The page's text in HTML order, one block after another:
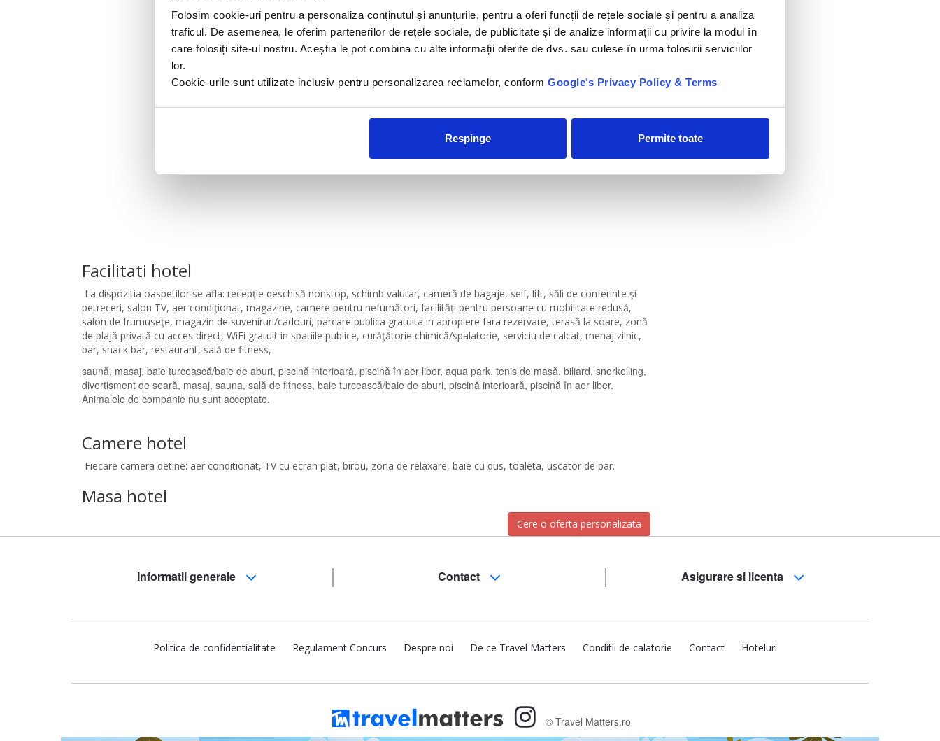
Folosim cookie-uri pentru a personaliza conținutul și anunțurile, pentru a oferi funcții de rețele sociale și pentru a analiza
traficul. De asemenea, le oferim partenerilor de rețele sociale, de publicitate și de analize informații cu privire la modul în
care folosiți site-ul nostru. Aceștia le pot combina cu alte informații oferite de dvs. sau culese în urma folosirii serviciilor
lor.
Cookie-urile sunt utilizate inclusiv pentru personalizarea reclamelor, conform Google’s Privacy Policy & Terms
Respinge Permite toate
Facilitati hotel
La dispozitia oaspetilor se afla: recepţie deschisă nonstop, schimb valutar, cameră de bagaje, seif, lift, săli de conferinte şi
petreceri, salon TV, aer condiţionat, magazine, camere pentru nefumători, facilităţi pentru persoane cu mobilitate redusă,
salon de frumuseţe, magazin de suveniruri/cadouri, parcare publica gratuita in apropiere fara rezervare, terasă la soare, zonă
de plajă privată cu acces direct, WiFi gratuit in spatiile publice, curăţătorie chimică/spalatorie, serviciu de calcat, menaj zilnic,
bar, snack bar, restaurant, sală de fitness,
saună, masaj, baie turcească/baie de aburi, piscină interioară, piscină în aer liber, aqua park, tenis de masă, biliard, snorkelling,
divertisment de seară, masaj, sauna, sală de fitness, baie turcească/baie de aburi, piscină interioară, piscină în aer liber.
Animalele de companie nu sunt acceptate.
Camere hotel
Fiecare camera detine: aer conditionat, TV cu ecran plat, birou, zona de relaxare, baie cu dus, toaleta, uscator de par.
Masa hotel
Cere o oferta personalizata
Informatii generale Contact Asigurare si licenta
Politica de confidentialitate Regulament Concurs Despre noi De ce Travel Matters Conditii de calatorie Contact Hoteluri
© Travel Matters.ro